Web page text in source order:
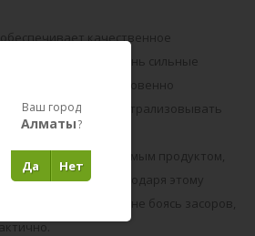
качественное
сои имеют очень сильные
позволяющие мгновенно
комковаться и нейтрализовывать
наружу.
биоразлагаемым продуктом,
в воде. Благодаря этому
в унитаз, не боясь засоров,
Ваш город
Алматы?
Нет
Да